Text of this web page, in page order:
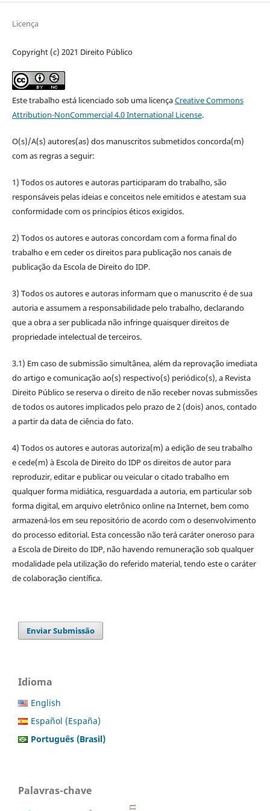
Licença
Copyright (c) 2021 Direito Público
Este trabalho está licenciado sob uma licençaCreative Commons
Attribution-NonCommercial 4.0 International License.
O(s)/A(s) autores(as) dos manuscritos submetidos concorda(m)
com as regras a seguir:
1) Todos os autores e autoras participaram do trabalho, são
responsáveis pelas ideias e conceitos nele emitidos e atestam sua
conformidade com os princípios éticos exigidos.
2) Todos os autores e autoras concordam com a forma final do
trabalho e em ceder os direitos para publicação nos canais de
publicação da Escola de Direito do IDP.
3) Todos os autores e autoras informam que o manuscrito é de sua
autoria e assumem a responsabilidade pelo trabalho, declarando
que a obra a ser publicada não infringe quaisquer direitos de
propriedade intelectual de terceiros.
3.1) Em caso de submissão simultânea, além da reprovação imediata
do artigo e comunicação ao(s) respectivo(s) periódico(s), a Revista
Direito Público se reserva o direito de não receber novas submissões
de todos os autores implicados pelo prazo de 2 (dois) anos, contado
a partir da data de ciência do fato.
4) Todos os autores e autoras autoriza(m) a edição de seu trabalho
e cede(m) à Escola de Direito do IDP os direitos de autor para
reproduzir, editar e publicar ou veicular o citado trabalho em
qualquer forma midiática, resguardada a autoria, em particular sob
forma digital, em arquivo eletrônico online na Internet, bem como
armazená-los em seu repositório de acordo com o desenvolvimento
do processo editorial. Esta concessão não terá caráter oneroso para
a Escola de Direito do IDP, não havendo remuneração sob qualquer
modalidade pela utilização do referido material, tendo este o caráter
de colaboração científica.
Enviar Submissão
Idioma
English
Español (España)
Português (Brasil)
Palavras-chave